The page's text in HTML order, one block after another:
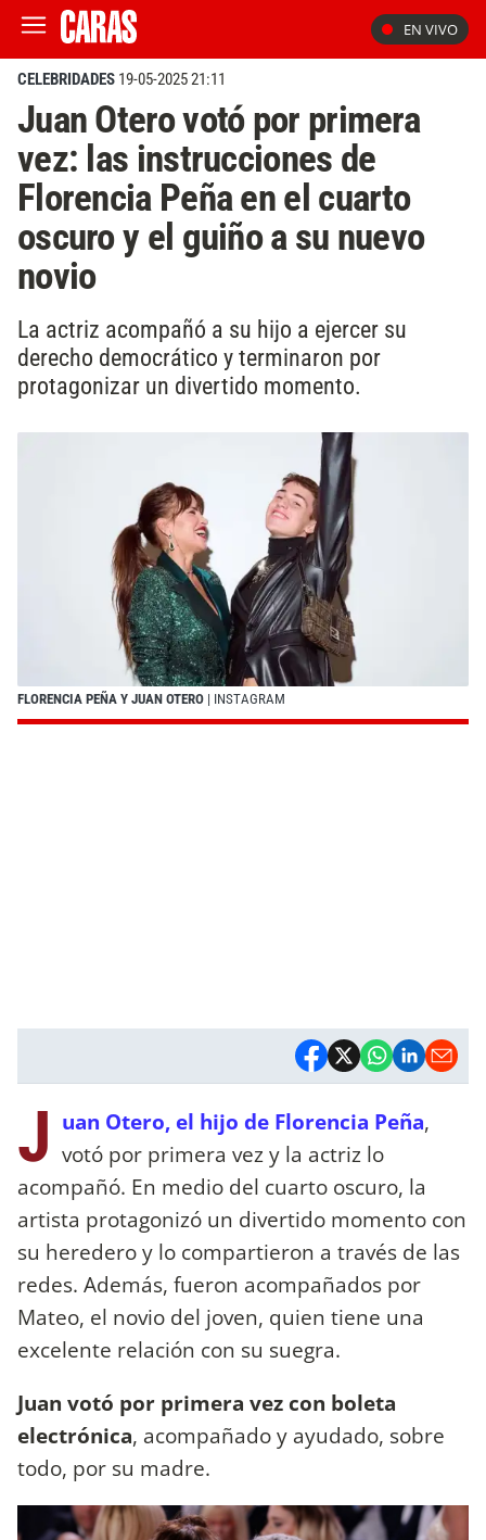
EN VIVO
CELEBRIDADES 19-05-2025 21:11
Juan Otero votó por primera
vez: las instrucciones de
Florencia Peña en el cuarto
oscuro y el guiño a su nuevo
novio
La actriz acompañó a su hijo a ejercer su
derecho democrático y terminaron por
protagonizar un divertido momento.
FLORENCIA PEÑA Y JUAN OTERO | INSTAGRAM
J uan Otero, el hijo de Florencia Peña,
votó por primera vez y la actriz lo
acompañó. En medio del cuarto oscuro, la
artista protagonizó un divertido momento con
su heredero y lo compartieron a través de las
redes. Además, fueron acompañados por
Mateo, el novio del joven, quien tiene una
excelente relación con su suegra.
Juan votó por primera vez con boleta
electrónica, acompañado y ayudado, sobre
todo, por su madre.